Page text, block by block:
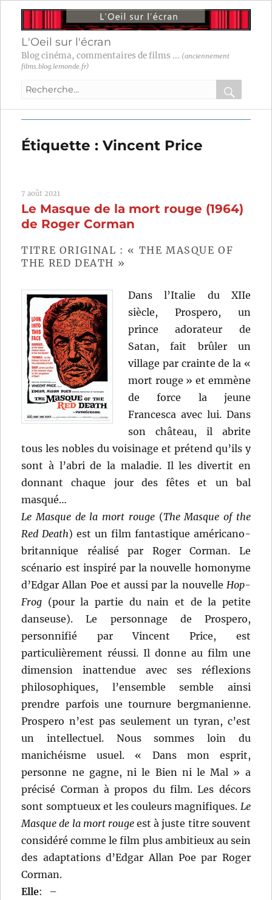
L'Oeil sur l'écran
Blog cinéma, commentaires de films ... (anciennement
films.blog.lemonde.fr)
Recherche
:
OK
Étiquette :Vincent Price
7 août 2021
Le Masque de la mort rouge (1964)
de Roger Corman
TITRE ORIGINAL : « THE MASQUE OF
THE RED DEATH »
Dans l’Italie du XIIe
siècle, Prospero, un
prince adorateur de
Satan, fait brûler un
village par crainte de la «
mort rouge » et emmène
de force la jeune
Francesca avec lui. Dans
son château, il abrite
tous les nobles du voisinage et prétend qu’ils y
sont à l’abri de la maladie. Il les divertit en
donnant chaque jour des fêtes et un bal
masqué…
Le Masque de la mort rouge(The Masque of the
Red Death) est un film fantastique américano-
britannique réalisé par Roger Corman. Le
scénario est inspiré par la nouvelle homonyme
d’Edgar Allan Poe et aussi par la nouvelle Hop-
Frog (pour la partie du nain et de la petite
danseuse). Le personnage de Prospero,
personnifié par Vincent Price, est
particulièrement réussi. Il donne au film une
dimension inattendue avec ses réflexions
philosophiques, l’ensemble semble ainsi
prendre parfois une tournure bergmanienne.
Prospero n’est pas seulement un tyran, c’est
un intellectuel. Nous sommes loin du
manichéisme usuel. « Dans mon esprit,
personne ne gagne, ni le Bien ni le Mal » a
précisé Corman à propos du film. Les décors
sont somptueux et les couleurs magnifiques. Le
Masque de la mort rougeest à juste titre souvent
considéré comme le film plus ambitieux au sein
des adaptations d’Edgar Allan Poe par Roger
Corman.
Elle:
–